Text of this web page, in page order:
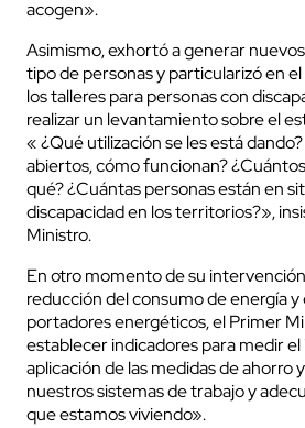
acogen».
Asimismo, exhortó a generar
tipo de personas y particularizó en
los talleres para personas con
realizar un levantamiento sobre el
« ¿Qué utilización se les está
abiertos, cómo funcionan?
qué? ¿Cuántas personas están en
discapacidad en los territorios?»,
Ministro.
En otro momento de su
reducción del consumo de energía y
portadores energéticos, el Primer
establecer indicadores para medir
aplicación de las medidas de ahorro
nuestros sistemas de trabajo y
que estamos viviendo».